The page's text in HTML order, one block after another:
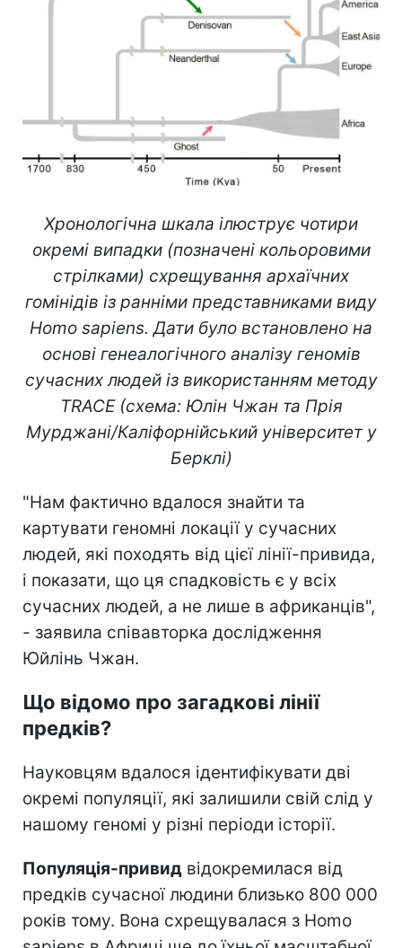
Хронологічна шкала ілюструє чотири
окремі випадки (позначені кольоровими
стрілками) схрещування архаїчних
гомінідів із ранніми представниками виду
Homo sapiens. Дати було встановлено на
основі генеалогічного аналізу геномів
сучасних людей із використанням методу
TRACE (схема: Юлін Чжан та Прія
Мурджані/Каліфорнійський університет у
Берклі)
"Нам фактично вдалося знайти та
картувати геномні локації у сучасних
людей, які походять від цієї лінії-привида,
і показати, що ця спадковість є у всіх
сучасних людей, а не лише в африканців",
- заявила співавторка дослідження
Юйлінь Чжан.
Що відомо про загадкові лінії
предків?
Науковцям вдалося ідентифікувати дві
окремі популяції, які залишили свій слід у
нашому геномі у різні періоди історії.
Популяція-привид відокремилася від
предків сучасної людини близько 800 000
років тому. Вона схрещувалася з Homo